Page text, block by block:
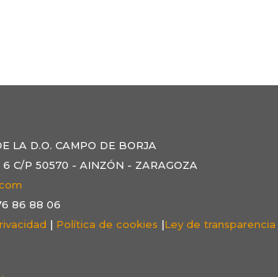
LA D.O. CAMPO DE BORJA
C/P 50570 - AINZÓN - ZARAGOZA
86 88 06
| Política de cookies |Ley de transparencia